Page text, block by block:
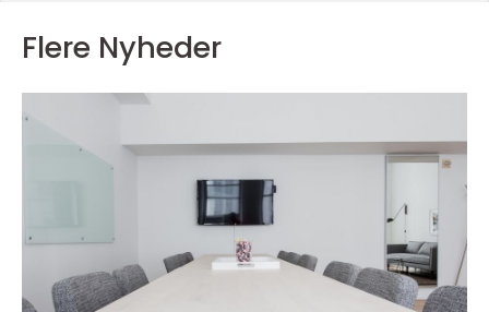
Flere Nyheder